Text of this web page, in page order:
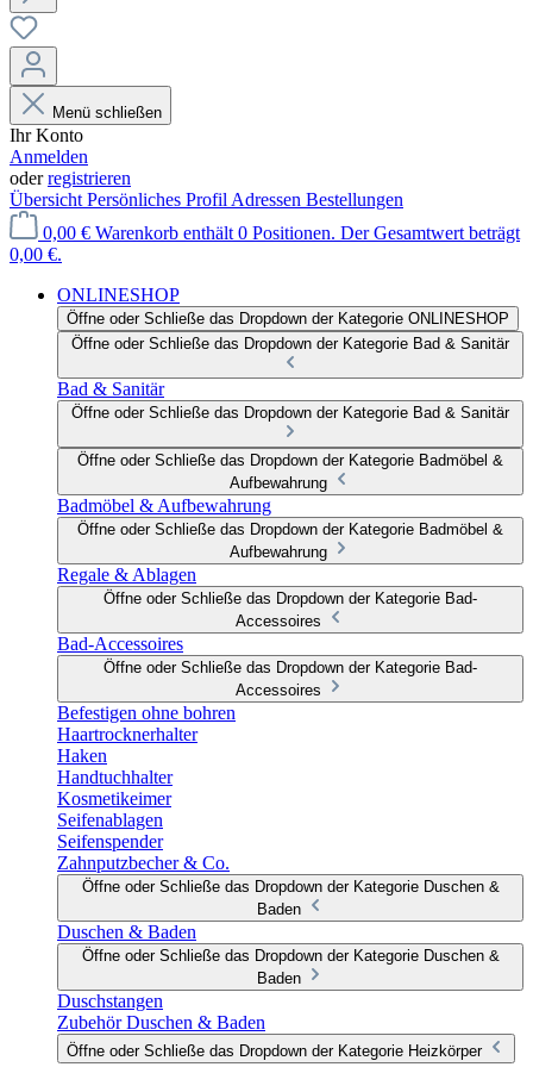
Menü schließen
Ihr Konto
Anmelden
oderregistrieren
Übersicht Persönliches Profil Adressen Bestellungen
0,00 € Warenkorb enthält 0 Positionen. Der Gesamtwert beträgt
0,00 €.
ONLINESHOP
Öffne oder Schließe das Dropdown der Kategorie ONLINESHOP
Öffne oder Schließe das Dropdown der Kategorie Bad & Sanitär
Bad & Sanitär
Öffne oder Schließe das Dropdown der Kategorie Bad & Sanitär
Öffne oder Schließe das Dropdown der Kategorie Badmöbel &
Aufbewahrung
Badmöbel & Aufbewahrung
Öffne oder Schließe das Dropdown der Kategorie Badmöbel &
Aufbewahrung
Regale & Ablagen
Öffne oder Schließe das Dropdown der Kategorie Bad-
Accessoires
Bad-Accessoires
Öffne oder Schließe das Dropdown der Kategorie Bad-
Accessoires
Befestigen ohne bohren
Haartrocknerhalter
Haken
Handtuchhalter
Kosmetikeimer
Seifenablagen
Seifenspender
Zahnputzbecher & Co.
Öffne oder Schließe das Dropdown der Kategorie Duschen &
Baden
Duschen & Baden
Öffne oder Schließe das Dropdown der Kategorie Duschen &
Baden
Duschstangen
Zubehör Duschen & Baden
Öffne oder Schließe das Dropdown der Kategorie Heizkörper